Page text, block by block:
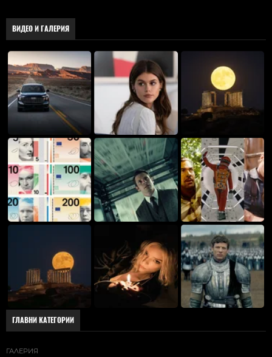
ВИДЕО И ГАЛЕРИЯ
ГЛАВНИ КАТЕГОРИИ
ГАЛЕРИЯ